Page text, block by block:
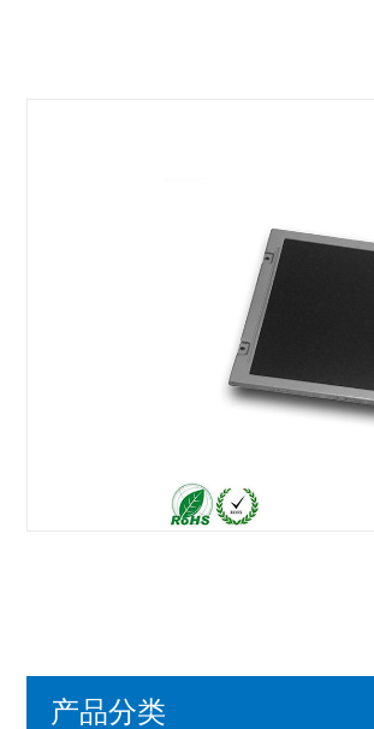
产品分类